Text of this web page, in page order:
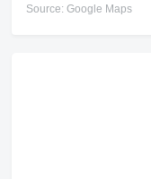
Source: Google Maps